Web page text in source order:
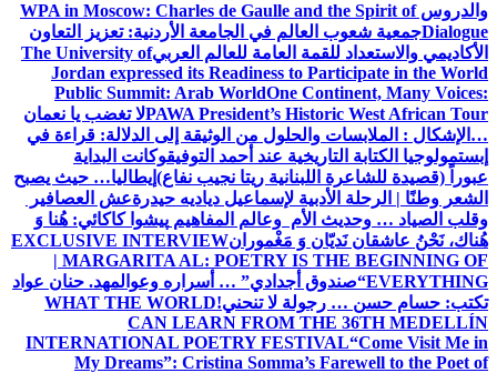
والدروسWPA in Moscow: Charles de Gaulle and the Spirit of
Dialogueجمعية شعوب العالم في الجامعة الأردنية: تعزيز التعاون
الأكاديمي والاستعداد للقمة العامة للعالم العربيThe University of
Jordan expressed its Readiness to Participate in the World
Public Summit: Arab WorldOne Continent, Many Voices:
PAWA President’s Historic West African Tourلا تغضب يا نعمان
…الإشكال : الملابسات والحلول من الوثيقة إلى الدلالة: قراءة في
إبستمولوجيا الكتابة التاريخية عند أحمد التوفيقوكانت البداية
عبوراً (قصيدة للشاعرة اللبنانية ريتا نجيب نفاع) إيطاليا… حيث يصبح
الشعر وطنًا | الرحلة الأدبية لإسماعيل دياديه حيدرةعش العصافير
وقلب الصياد … وحديث الأم وعالم المفاهيم پیشوا کاکائي: هُنا وَ
هُناك، نَحْنُ عاشقان نَديّان وَ مَغْمورانEXCLUSIVE INTERVIEW
| MARGARITA AL: POETRY IS THE BEGINNING OF
EVERYTHING“صندوق أجدادي” … أسراره وعوالمهد. حنان عواد
تكتب: حسام حسن … رجولة لا تنحني!WHAT THE WORLD
CAN LEARN FROM THE 36TH MEDELLÍN
INTERNATIONAL POETRY FESTIVAL“Come Visit Me in
My Dreams”: Cristina Somma’s Farewell to the Poet of